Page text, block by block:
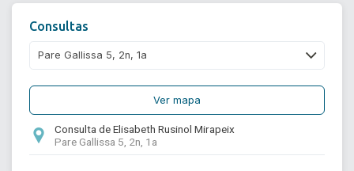
Consultas
Ver mapa
Consulta de Elisabeth Rusinol Mirapeix
Pare Gallissa 5, 2n, 1a